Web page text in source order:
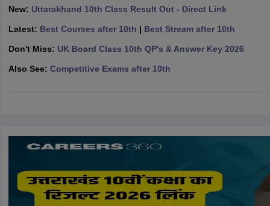
ExamMP Board 12thUK Board 12thGoa Board HSSCPSEB 12th
Schools in JaipurSchools in LucknowSchools in GurgaonSchools
Schools in PunjabSchools in Bihar
Army Public Schools in India
for Class 10Syllabus for Class 11Syllabus for Class 12NCERT
27NMMSNSTSESwami Vivekananda Scholarship
New: Uttarakhand 10th Class Result Out - Direct Link
Latest: Best Courses after 10th | Best Stream after 10th
Don't Miss: UK Board Class 10th QP's & Answer Key 2026
Also See: Competitive Exams after 10th